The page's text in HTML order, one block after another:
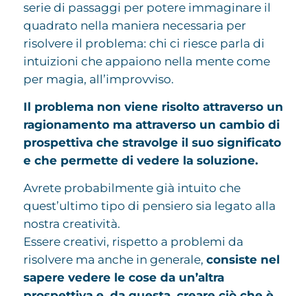
serie di passaggi per potere immaginare il
quadrato nella maniera necessaria per
risolvere il problema: chi ci riesce parla di
intuizioni che appaiono nella mente come
per magia, all’improvviso.
Il problema non viene risolto attraverso un
ragionamento ma attraverso un cambio di
prospettiva che stravolge il suo significato
e che permette di vedere la soluzione.
Avrete probabilmente già intuito che
quest’ultimo tipo di pensiero sia legato alla
nostra creatività.
Essere creativi, rispetto a problemi da
risolvere ma anche in generale, consiste nel
sapere vedere le cose da un’altra